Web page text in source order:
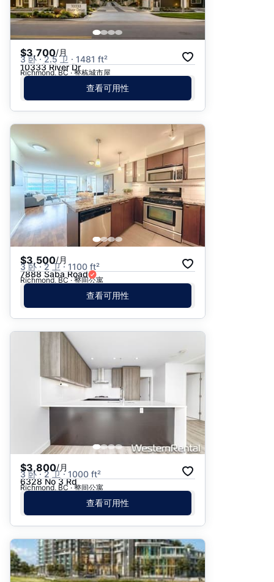
$3,700/月
3 卧 · 2.5 卫 · 1481 ft²
10333 River Dr
Richmond, BC · 整栋城市屋
查看可用性
$3,500/月
3 卧 · 2 卫 · 1100 ft²
7888 Saba Road
Richmond, BC · 整间公寓
查看可用性
$3,800/月
3 卧 · 2 卫 · 1000 ft²
6328 No 3 Rd
Richmond, BC · 整间公寓
查看可用性